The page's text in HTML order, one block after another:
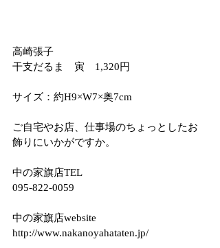
高崎張子
干支だるま　寅　1,320円
サイズ：約H9×W7×奥7cm
ご自宅やお店、仕事場のちょっとしたお
飾りにいかがですか。
中の家旗店TEL
095-822-0059
中の家旗店website
http://www.nakanoyahataten.jp/